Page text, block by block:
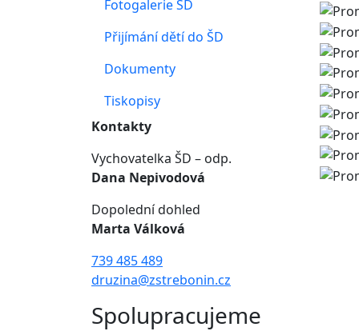
Fotogalerie ŠD
Přijímání dětí do ŠD
Dokumenty
Tiskopisy
Kontakty
Vychovatelka ŠD – odp.
Dana Nepivodová
Dopolední dohled
Marta Válková
739 485 489
druzina@zstrebonin.cz
Spolupracujeme